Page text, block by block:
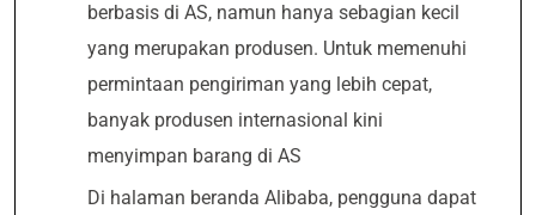
berbasis di AS, namun hanya sebagian kecil
yang merupakan produsen. Untuk memenuhi
permintaan pengiriman yang lebih cepat,
banyak produsen internasional kini
menyimpan barang di AS
Di halaman beranda Alibaba, pengguna dapat